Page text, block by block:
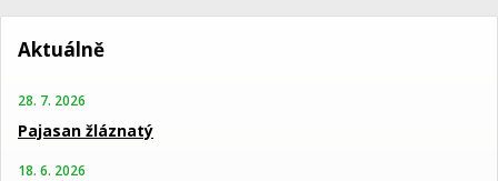
Aktuálně
28. 7. 2026
Pajasan žláznatý
18. 6. 2026